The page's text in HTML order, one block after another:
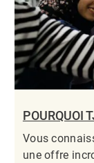
POURQUOI
Vous
une offre